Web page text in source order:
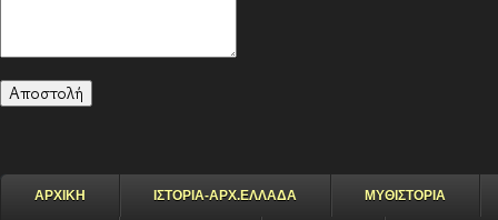
ΑΡΧΙΚΗ ΙΣΤΟΡΙΑ-ΑΡΧ.ΕΛΛΑΔΑ ΜΥΘΙΣΤΟΡΙΑ